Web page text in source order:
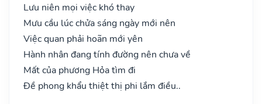
Lưu niên mọi việc khó thay
Mưu cầu lúc chửa sáng ngày mới nên
Việc quan phải hoãn mới yên
Hành nhân đang tính đường nên chưa về
Mất của phương Hỏa tìm đi
Đề phong khẩu thiệt thị phi lắm điều..